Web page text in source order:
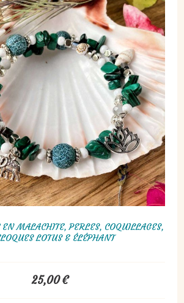
EN MALACHITE, PERLES, COQUILLAGES,
LOTUS & ÉLÉPHANT
25,00€